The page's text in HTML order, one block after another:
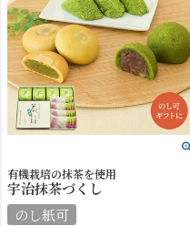
有機栽培の抹茶を使用
宇治抹茶づくし
のし紙可